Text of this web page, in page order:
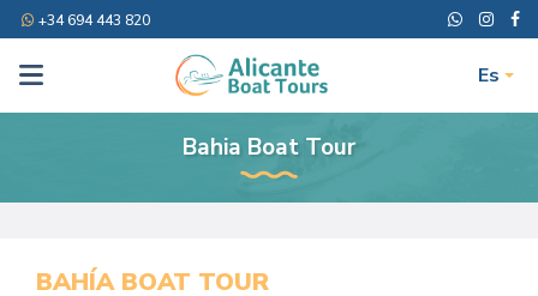
+34 694 443 820
Es
Bahia Boat Tour
BAHÍA BOAT TOUR